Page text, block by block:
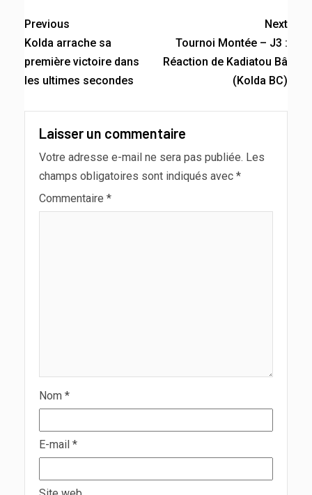
Previous
Kolda arrache sa
première victoire dans
les ultimes secondes
Next
Tournoi Montée – J3 :
Réaction de Kadiatou Bâ
(Kolda BC)
Laisser un commentaire
Votre adresse e-mail ne sera pas publiée. Les
champs obligatoires sont indiqués avec *
Commentaire *
Nom *
E-mail *